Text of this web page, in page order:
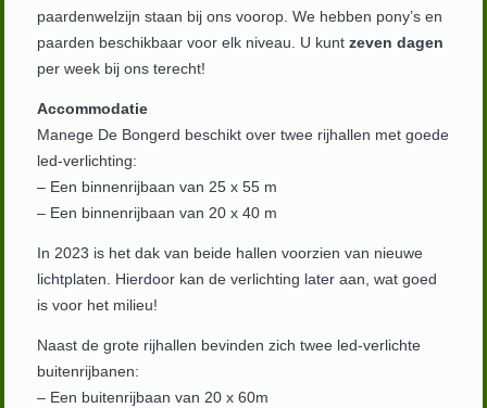
paardenwelzijn staan bij ons voorop. We hebben pony’s en
paarden beschikbaar voor elk niveau. U kuntzeven dagen
per week bij ons terecht!
Accommodatie
Manege De Bongerd beschikt over twee rijhallen met goede
led-verlichting:
– Een binnenrijbaan van 25 x 55 m
– Een binnenrijbaan van 20 x 40 m
In 2023 is het dak van beide hallen voorzien van nieuwe
lichtplaten. Hierdoor kan de verlichting later aan, wat goed
is voor het milieu!
Naast de grote rijhallen bevinden zich twee led-verlichte
buitenrijbanen:
– Een buitenrijbaan van 20 x 60m